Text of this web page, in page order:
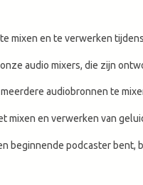
mixen en te verwerken
audio mixers, die zijn
audiobronnen te
mixen en verwerken van
podcaster